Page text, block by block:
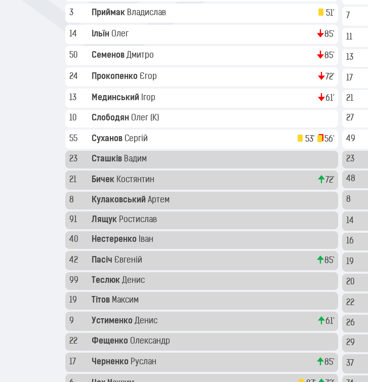
3 Приймак Владислав 51'
14 Ільїн Олег 85'
50 Семенов Дмитро 85'
24 Прокопенко Єгор 72'
13 Мединський Ігор 61'
10 Слободян Олег (K)
55 Суханов Сергій 53' 56'
23 Сташків Вадим
21 Бичек Костянтин 72'
8 Кулаковський Артем
91 Лящук Ростислав
40 Нестеренко Іван
42 Пасіч Євгеній 85'
99 Теслюк Денис
19 Тітов Максим
9 Устименко Денис 61'
22 Фещенко Олександр
17 Черненко Руслан 85'
7
11
13
17
21
27
49
23
48
8
14
16
19
20
22
26
29
37